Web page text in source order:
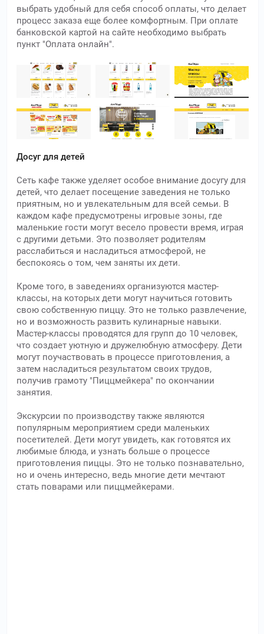
выбрать удобный для себя способ оплаты, что делает
процесс заказа еще более комфортным. При оплате
банковской картой на сайте необходимо выбрать
пункт "Оплата онлайн".
Досуг для детей
Сеть кафе также уделяет особое внимание досугу для
детей, что делает посещение заведения не только
приятным, но и увлекательным для всей семьи. В
каждом кафе предусмотрены игровые зоны, где
маленькие гости могут весело провести время, играя
с другими детьми. Это позволяет родителям
расслабиться и насладиться атмосферой, не
беспокоясь о том, чем заняты их дети.
Кроме того, в заведениях организуются мастер-
классы, на которых дети могут научиться готовить
свою собственную пиццу. Это не только развлечение,
но и возможность развить кулинарные навыки.
Мастер-классы проводятся для групп до 10 человек,
что создает уютную и дружелюбную атмосферу. Дети
могут поучаствовать в процессе приготовления, а
затем насладиться результатом своих трудов,
получив грамоту "Пиццмейкера" по окончании
занятия.
Экскурсии по производству также являются
популярным мероприятием среди маленьких
посетителей. Дети могут увидеть, как готовятся их
любимые блюда, и узнать больше о процессе
приготовления пиццы. Это не только познавательно,
но и очень интересно, ведь многие дети мечтают
стать поварами или пиццмейкерами.